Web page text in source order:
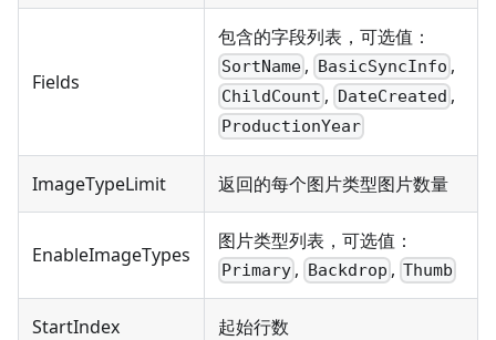
Fields
包含的字段列表，可选值：
SortName , BasicSyncInfo ,
ChildCount , DateCreated ,
ProductionYear
ImageTypeLimit 返回的每个图片类型图片数量
EnableImageTypes
图片类型列表，可选值：
Primary , Backdrop , Thumb
StartIndex 起始行数